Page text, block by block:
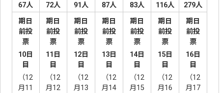
67人
72人
91人
87人
83人
116人
279人
期日
前投
票
10日
目
（12
月11
期日
前投
票
11日
目
（12
月12
期日
前投
票
12日
目
（12
月13
期日
前投
票
13日
目
（12
月14
期日
前投
票
14日
目
（12
月15
期日
前投
票
15日
目
（12
月16
期日
前投
票
16日
目
（12
月17